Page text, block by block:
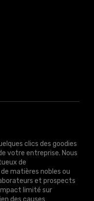
clics des goodies
votre entreprise. Nous
de
matières nobles ou
et prospects
limité sur